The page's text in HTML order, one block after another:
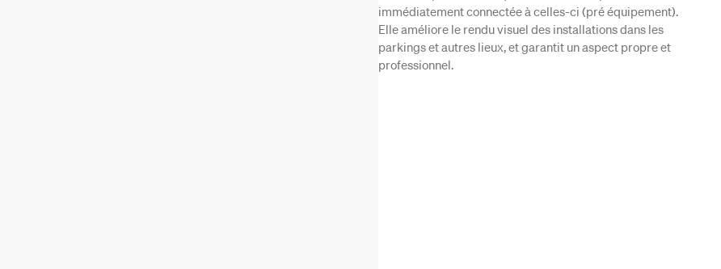
immédiatement connectée à celles-ci (pré équipement).
Elle améliore le rendu visuel des installations dans les
parkings et autres lieux, et garantit un aspect propre et
professionnel.